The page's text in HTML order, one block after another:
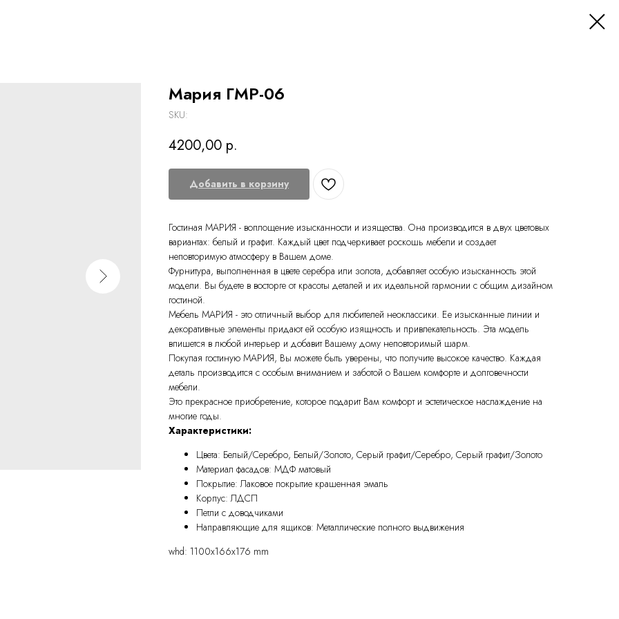
Мария ГМР-06
SKU:
4200,00 р.
Добавить в корзину
Гостиная МАРИЯ - воплощение изысканности и изящества. Она производится в двух цветовых
вариантах: белый и графит. Каждый цвет подчеркивает роскошь мебели и создает
неповторимую атмосферу в Вашем доме.
Фурнитура, выполненная в цвете серебра или золота, добавляет особую изысканность этой
модели. Вы будете в восторге от красоты деталей и их идеальной гармонии с общим дизайном
гостиной.
Мебель МАРИЯ - это отличный выбор для любителей неоклассики. Ее изысканные линии и
декоративные элементы придают ей особую изящность и привлекательность. Эта модель
впишется в любой интерьер и добавит Вашему дому неповторимый шарм.
Покупая гостиную МАРИЯ, Вы можете быть уверены, что получите высокое качество. Каждая
деталь производится с особым вниманием и заботой о Вашем комфорте и долговечности
мебели.
Это прекрасное приобретение, которое подарит Вам комфорт и эстетическое наслаждение на
многие годы.
Характеристики:
Цвета: Белый/Серебро, Белый/Золото, Серый графит/Серебро, Серый графит/Золото
Материал фасадов: МДФ матовый
Покрытие: Лаковое покрытие крашенная эмаль
Корпус: ЛДСП
Петли с доводчиками
Направляющие для ящиков: Металлические полного выдвижения
whd: 1100x166x176 mm